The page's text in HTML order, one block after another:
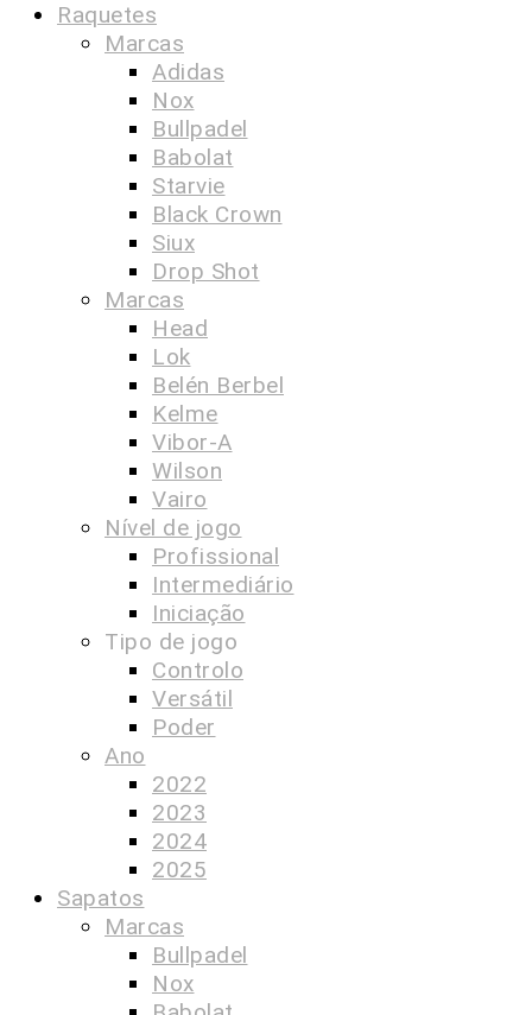
Raquetes
Marcas
Adidas
Nox
Bullpadel
Babolat
Starvie
Black Crown
Siux
Drop Shot
Marcas
Head
Lok
Belén Berbel
Kelme
Vibor-A
Wilson
Vairo
Nível de jogo
Profissional
Intermediário
Iniciação
Tipo de jogo
Controlo
Versátil
Poder
Ano
2022
2023
2024
2025
Sapatos
Marcas
Bullpadel
Nox